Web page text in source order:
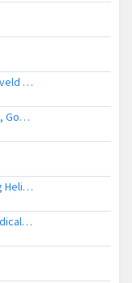
Kustwachthelikopter naar Militair vliegveld De Kooy / Den Helder Airport
Kustwachthelikopter naar Kamperland, Goudplaatweg
Ambulancehelikopter naar Terschelling Heliport
Lifeliner 3 naar Radboud University Medical Center Heliport